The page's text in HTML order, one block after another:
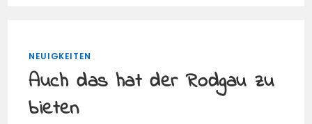
NEUIGKEITEN
Auch das hat der Rodgau zu
bieten